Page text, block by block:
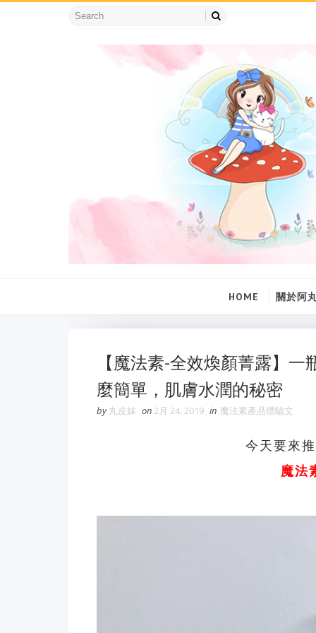
HOME 關於阿
【魔法素-全效煥顏菁露】
麼簡單，肌膚水潤的秘密
by 丸皮妹 on2月 24, 2019 in 魔法素產品體驗文
今天要來
魔法